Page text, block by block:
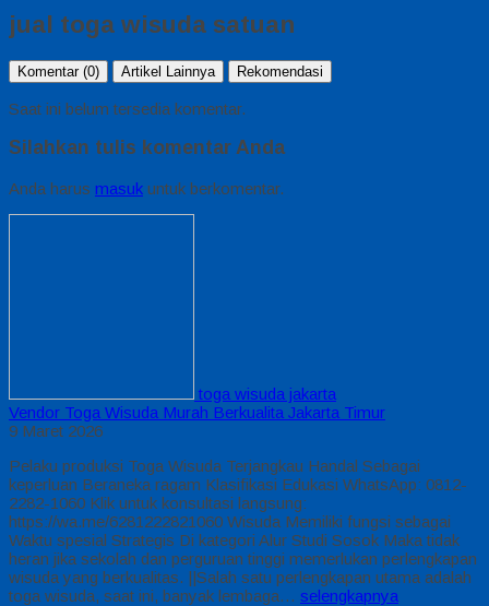
jual toga wisuda satuan
Komentar (0) Artikel Lainnya Rekomendasi
Saat ini belum tersedia komentar.
Silahkan tulis komentar Anda
Anda harus masuk untuk berkomentar.
toga wisuda jakarta
Vendor Toga Wisuda Murah Berkualita Jakarta Timur
9 Maret 2026
Pelaku produksi Toga Wisuda Terjangkau Handal Sebagai
keperluan Beraneka ragam Klasifikasi Edukasi WhatsApp: 0812-
2282-1060 Klik untuk konsultasi langsung:
https://wa.me/6281222821060 Wisuda Memiliki fungsi sebagai
Waktu spesial Strategis Di kategori Alur Studi Sosok Maka tidak
heran jika sekolah dan perguruan tinggi memerlukan perlengkapan
wisuda yang berkualitas. ||Salah satu perlengkapan utama adalah
toga wisuda, saat ini, banyak lembaga… selengkapnya